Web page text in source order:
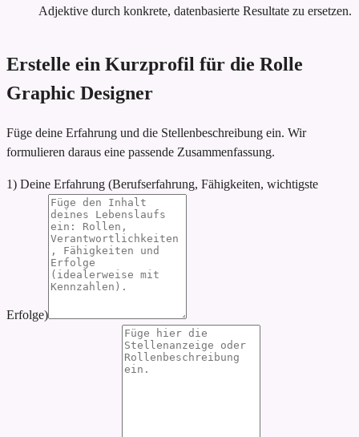
Adjektive durch konkrete, datenbasierte Resultate zu ersetzen.
Erstelle ein Kurzprofil für die Rolle
Graphic Designer
Füge deine Erfahrung und die Stellenbeschreibung ein. Wir
formulieren daraus eine passende Zusammenfassung.
1) Deine Erfahrung (Berufserfahrung, Fähigkeiten, wichtigste
Erfolge)